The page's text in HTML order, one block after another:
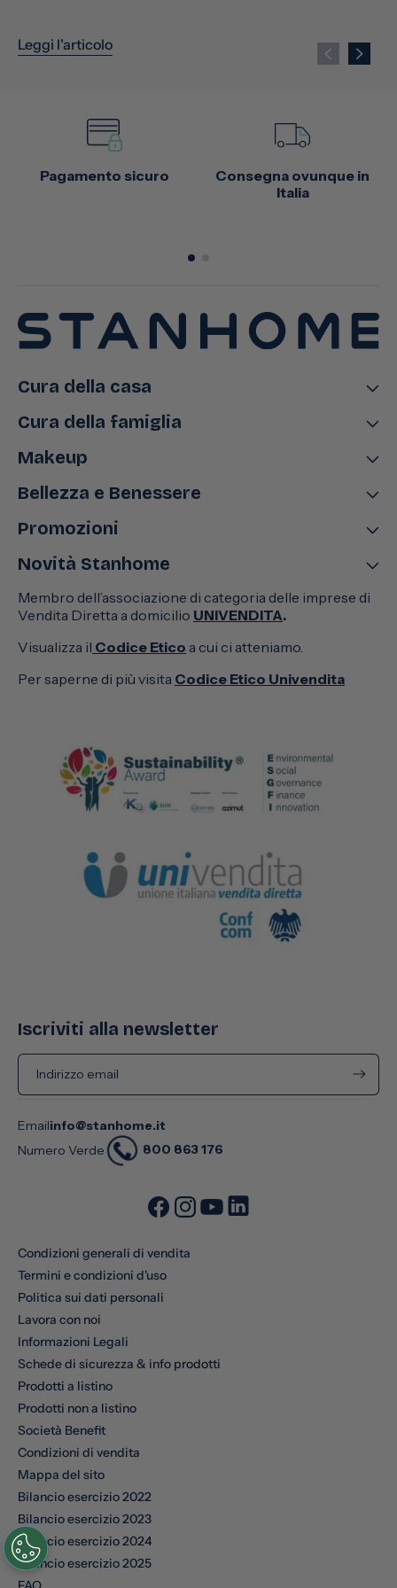
Leggi l'articolo
Pagamento sicuro
Consegna ovunque in
Italia
Cura della casa
Cura della famiglia
Makeup
Bellezza e Benessere
Promozioni
Novità Stanhome
Membro dell’associazione di categoria delle imprese di
Vendita Diretta a domicilio UNIVENDITA.
Visualizza il Codice Etico a cui ci atteniamo.
Per saperne di più visita Codice Etico Univendita
Iscriviti alla newsletter
Indirizzo email
Emailinfo@stanhome.it
Numero Verde
800 863 176
Condizioni generali di vendita
Termini e condizioni d'uso
Politica sui dati personali
Lavora con noi
Informazioni Legali
Schede di sicurezza & info prodotti
Prodotti a listino
Prodotti non a listino
Società Benefit
Condizioni di vendita
Mappa del sito
Bilancio esercizio 2022
Bilancio esercizio 2023
Bilancio esercizio 2024
Bilancio esercizio 2025